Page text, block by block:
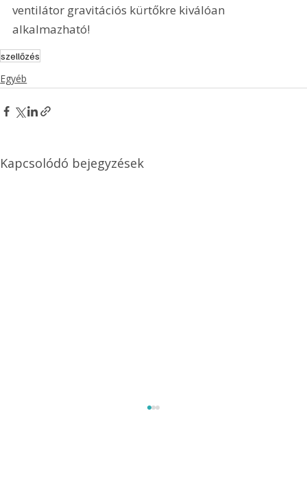
ventilátor gravitációs kürtőkre kiválóan
alkalmazható!
szellőzés
Egyéb
Kapcsolódó bejegyzések